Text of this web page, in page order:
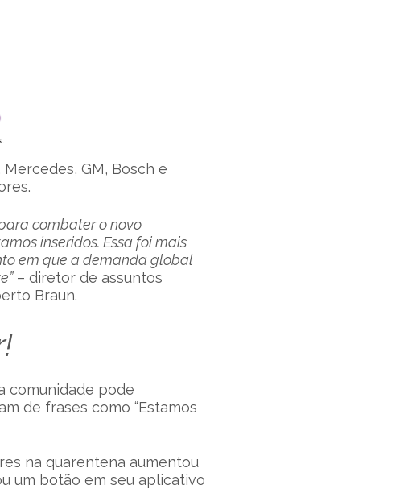
GM, Bosch e
combater o novo
inseridos. Essa foi mais
em que a demanda global
– diretor de assuntos
Braun.
comunidade pode
de frases como “Estamos
na quarentena aumentou
um botão em seu aplicativo